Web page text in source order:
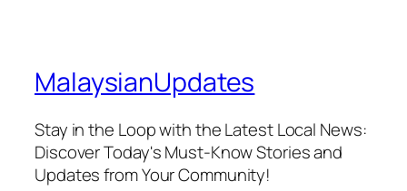
MalaysianUpdates
Stay in the Loop with the Latest Local News:
Discover Today's Must-Know Stories and
Updates from Your Community!